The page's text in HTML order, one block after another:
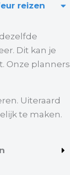
reizen
Dit kan je
Onze planners
Uiteraard
te maken.